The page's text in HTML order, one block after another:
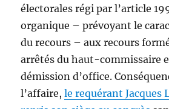
électorales régi par l’article
organique – prévoyant le
du recours – aux recours
arrêtés du haut-commissaire
démission d’office.
l’affaire,le requérant Jacques